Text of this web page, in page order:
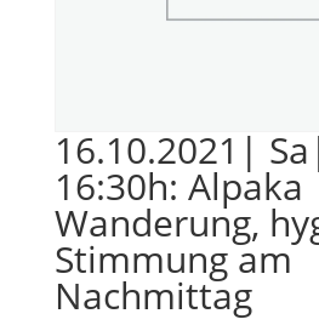
16.10.2021|
16:30h: Alpaka
Wanderung,
Stimmung am
Nachmittag